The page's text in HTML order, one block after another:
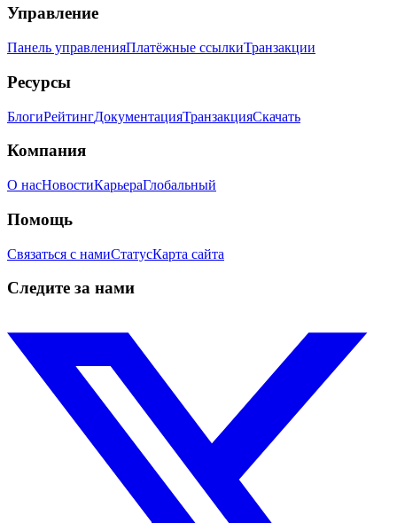
Управление
Панель управленияПлатёжные ссылкиТранзакции
Ресурсы
БлогиРейтингДокументацияТранзакцияСкачать
Компания
О насНовостиКарьераГлобальный
Помощь
Связаться с намиСтатусКарта сайта
Следите за нами